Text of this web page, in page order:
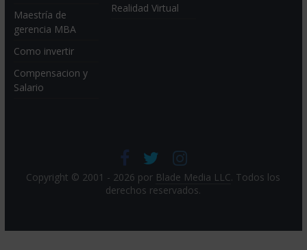
Maestría de
gerencia MBA
Como invertir
Compensacion y
Salario
Realidad Virtual
Copyright © 2001 - 2026 por Blade Media LLC. Todos los
derechos reservados.